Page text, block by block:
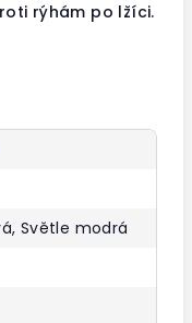
rýhám po lžíci.
Světle modrá